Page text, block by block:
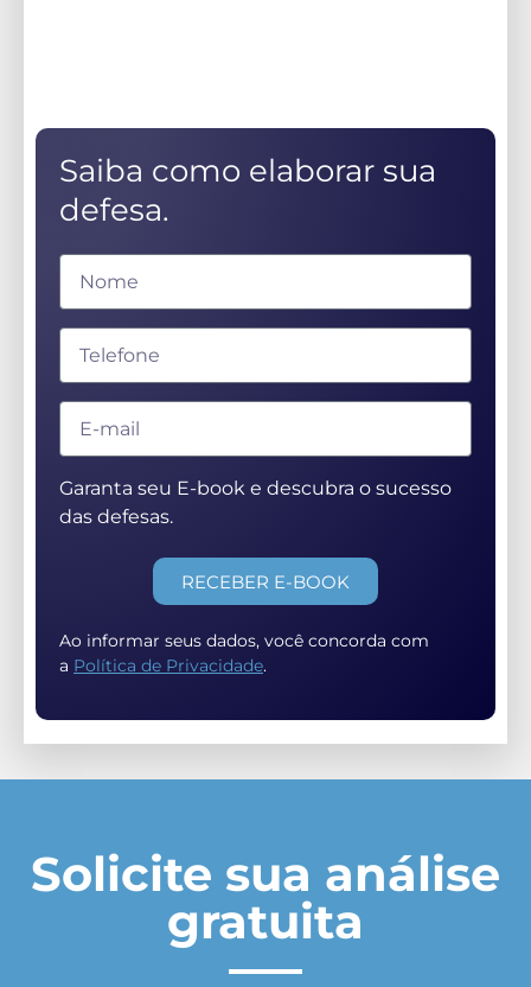
Saiba como elaborar sua
defesa.
Garanta seu E-book e descubra o sucesso
das defesas.
RECEBER E-BOOK
Ao informar seus dados, você concorda com
a Política de Privacidade.
Solicite sua análise
gratuita